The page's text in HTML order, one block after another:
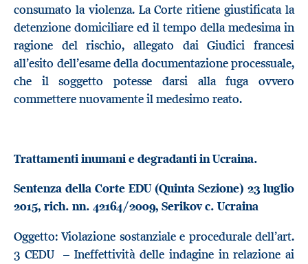
consumato la violenza. La Corte ritiene giustificata la
detenzione domiciliare ed il tempo della medesima in
ragione del rischio, allegato dai Giudici francesi
all’esito dell’esame della documentazione processuale,
che il soggetto potesse darsi alla fuga ovvero
commettere nuovamente il medesimo reato.
Trattamenti inumani e degradanti in Ucraina.
Sentenza della Corte EDU (Quinta Sezione) 23 luglio
2015, rich. nn. 42164/2009, Serikov c. Ucraina
Oggetto: Violazione sostanziale e procedurale dell’art.
3 CEDU – Ineffettività delle indagine in relazione ai